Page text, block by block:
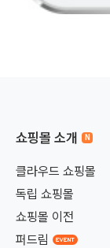
쇼핑몰 소개
클라우드 쇼핑몰
독립 쇼핑몰
쇼핑몰 이전
퍼드림